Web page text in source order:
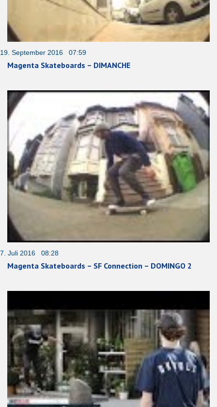
19. September 2016 07:59
Magenta Skateboards – DIMANCHE
7. Juli 2016 08:28
Magenta Skateboards – SF Connection – DOMINGO 2